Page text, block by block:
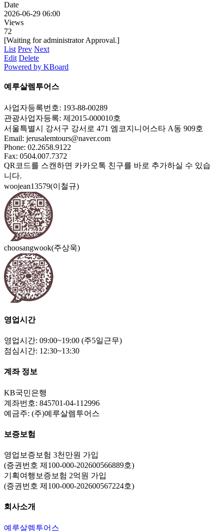
Date
2026-06-29 06:00
Views
72
[Waiting for administrator Approval.]
List Prev Next
Edit Delete
Powered by KBoard
예루살렘투어스
사업자등록번호: 193-88-00289
관광사업자등록: 제2015-000010호
서울특별시 강서구 강서로 471 엠코지니어스타 A동 909호
Email: jerusalemtours@naver.com
Phone: 02.2658.9122
Fax: 0504.007.7372
QR코드를 스캔하면 카카오톡 친구를 바로 추가하실 수 있습
니다.
woojean13579(이철규)
choosangwook(주상욱)
영업시간
영업시간: 09:00~19:00 (주5일근무)
점심시간: 12:30~13:30
계좌 정보
KB국민은행
계좌번호: 845701-04-112996
예금주: (주)예루살렘투어스
보증보험
영업보증보험 3천만원 가입
(증권번호 제100-000-202600566889호)
기획여행보증보험 2억원 가입
(증권번호 제100-000-202600567224호)
회사소개
예루살렘투어스